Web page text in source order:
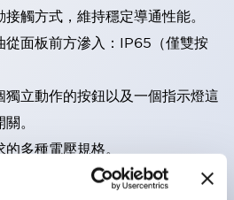
觸方式，維持穩定導通性能。
從面板前方滲入：IP65（僅雙按
立動作的按鈕以及一個指示燈這
。
多種電壓規格。
六種顏色（LSRD 燈泡）。以往